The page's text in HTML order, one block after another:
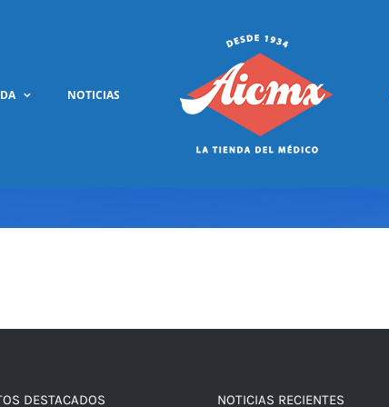
NOTICIAS
DESTACADOS NOTICIAS RECIENTES